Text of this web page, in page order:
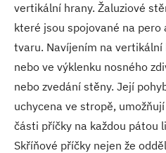
vertikální hrany. Žaluziové
které jsou spojované na
tvaru. Navíjením na
nebo ve výklenku nosného
nebo zvedání stěny. Její
uchycena ve stropě,
části příčky na každou pátou
Skříňové příčky nejen že